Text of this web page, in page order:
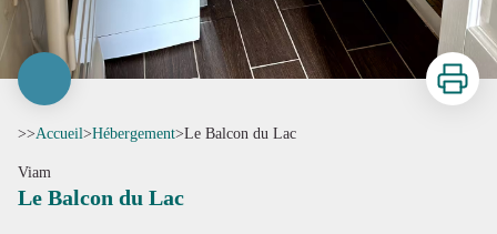
Imprimer
>>Accueil>Hébergement>Le Balcon du Lac
Viam
Le Balcon du Lac